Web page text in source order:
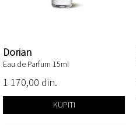
Dorian
Eau de Parfum 15ml
1 170,00 din.
KUPITI